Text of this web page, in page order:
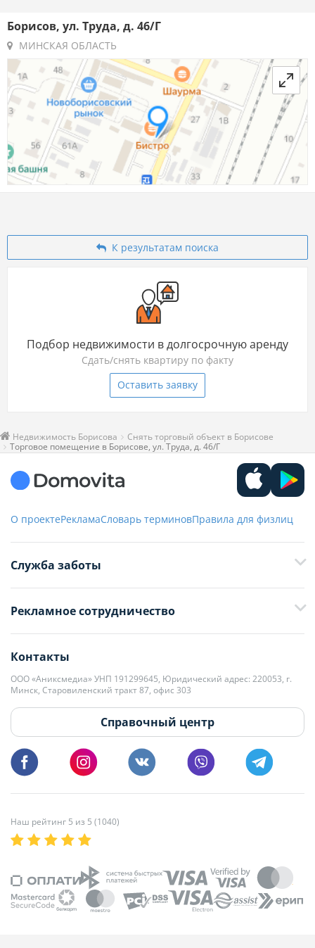
Борисов, ул. Труда, д. 46/Г
МИНСКАЯ ОБЛАСТЬ
К результатам поиска
Подбор недвижимости в долгосрочную аренду
Сдать/снять квартиру по факту
Оставить заявку
Недвижимость Борисова
Снять торговый объект в Борисове
Торговое помещение в Борисове, ул. Труда, д. 46/Г
О проектеРекламаСловарь терминовПравила для физлиц
Служба заботы
+375 33 376-13-70
editor@domovita.by
Мы принимаем звонки и отвечаем на письма в будние дни с 9:00 до
18:00.
Рекламное сотрудничество
kb@domovita.by
+375 29 179-11-28 Владислав Гладченко
vg@domovita.by
Пишите и звоните нам в будние дни с 8:00 до 20:00.
Контакты
ООО «Аниксмедиа» УНП 191299645, Юридический адрес: 220053, г.
Минск, Старовиленский тракт 87, офис 303
Справочный центр
Наш рейтинг 5 из 5 (1040)